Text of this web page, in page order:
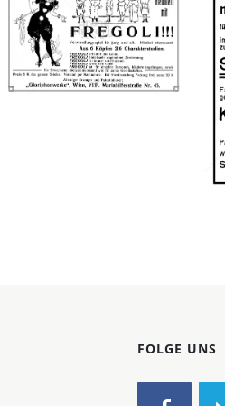
Konzerne
Epoche
Gloriphonwerke,Bild-ID: 66563
FOLGE UNS